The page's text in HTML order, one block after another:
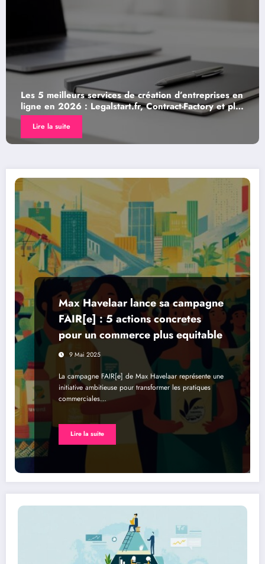
d’entreprises en
Factory et plus
Astuce pour créer une
valorisez vos produits
Max Havelaar lance sa campagne
FAIR[e] : 5 actions concretes
pour un commerce plus equitable
9 Mai 2025
La campagne FAIR[e] de Max Havelaar représente une
initiative ambitieuse pour transformer les pratiques
commerciales…
Lire la suite